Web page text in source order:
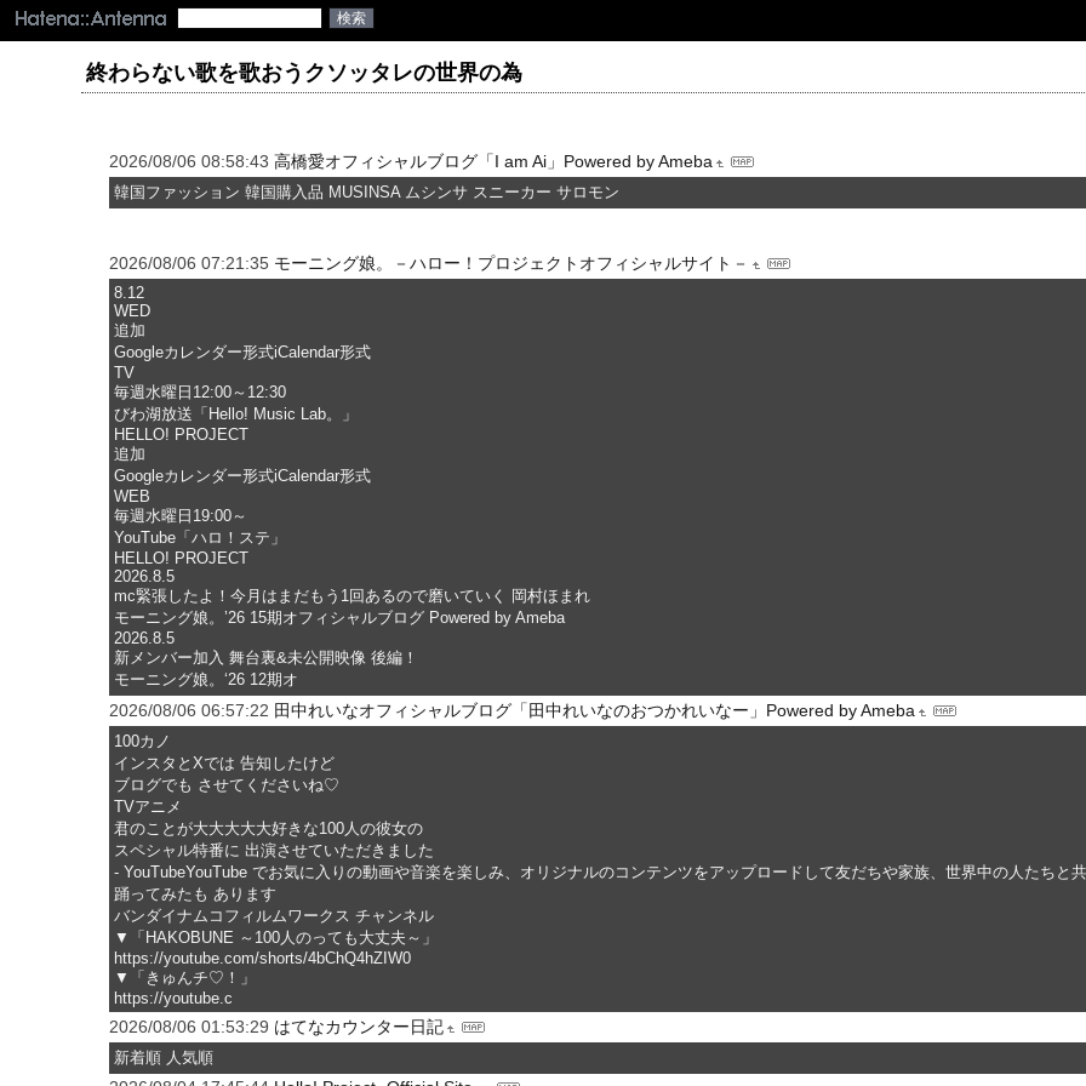
終わらない歌を歌おうクソッタレの世界の為
2026/08/06 08:58:43 高橋愛オフィシャルブログ「I am Ai」Powered by Ameba
韓国ファッション 韓国購入品 MUSINSA ムシンサ スニーカー サロモン
2026/08/06 07:21:35 モーニング娘。－ハロー！プロジェクトオフィシャルサイト－
8.12
WED
追加
Googleカレンダー形式iCalendar形式
TV
毎週水曜日12:00～12:30
びわ湖放送「Hello! Music Lab。」
HELLO! PROJECT
追加
Googleカレンダー形式iCalendar形式
WEB
毎週水曜日19:00～
YouTube「ハロ！ステ」
HELLO! PROJECT
2026.8.5
mc緊張したよ！今月はまだもう1回あるので磨いていく 岡村ほまれ
モーニング娘。’26 15期オフィシャルブログ Powered by Ameba
2026.8.5
新メンバー加入 舞台裏&未公開映像 後編！
モーニング娘。‘26 12期オ
2026/08/06 06:57:22 田中れいなオフィシャルブログ「田中れいなのおつかれいなー」Powered by Ameba
100カノ
インスタとXでは 告知したけど
ブログでも させてくださいね♡
TVアニメ
君のことが大大大大大好きな100人の彼女の
スペシャル特番に 出演させていただきました
- YouTubeYouTube でお気に入りの動画や音楽を楽しみ、オリジナルのコンテンツをアップロードして友だちや家族、世界中の人たちと
踊ってみたも あります
バンダイナムコフィルムワークス チャンネル
▼「HAKOBUNE ～100人のっても大丈夫～」
https://youtube.com/shorts/4bChQ4hZIW0
▼「きゅんチ♡！」
https://youtube.c
2026/08/06 01:53:29 はてなカウンター日記
新着順 人気順